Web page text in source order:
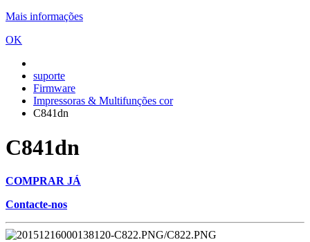
Mais informações
OK
suporte
Firmware
Impressoras & Multifunções cor
C841dn
C841dn
COMPRAR JÁ
Contacte-nos